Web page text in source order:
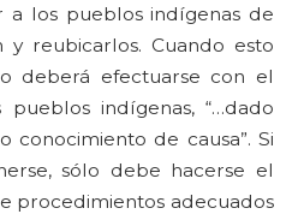
a los pueblos indígenas de
y reubicarlos. Cuando esto
deberá efectuarse con el
indígenas, “…dado
de causa”. Si
sólo debe hacerse el
procedimientos adecuados